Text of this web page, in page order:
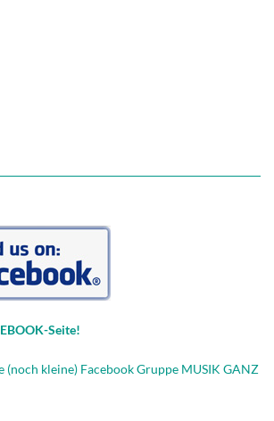
Seite!
(noch kleine) Facebook Gruppe MUSIK GANZ